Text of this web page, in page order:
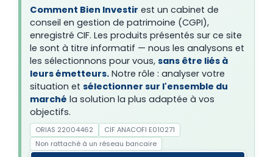
Comment Bien Investir est un cabinet de
conseil en gestion de patrimoine (CGPI),
enregistré CIF. Les produits présentés sur ce site
le sont à titre informatif — nous les analysons et
les sélectionnons pour vous, sans être liés à
leurs émetteurs. Notre rôle : analyser votre
situation et sélectionner sur l'ensemble du
marché la solution la plus adaptée à vos
objectifs.
ORIAS 22004462
CIF ANACOFI E010271
Non rattaché à un réseau bancaire